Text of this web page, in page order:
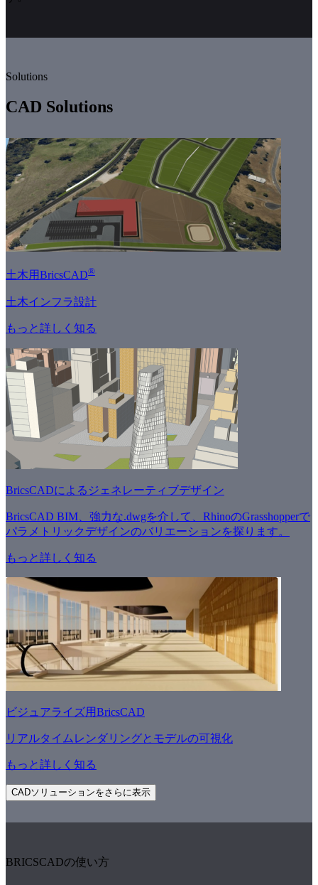
Solutions
CAD Solutions
土木用BricsCAD®
土木インフラ設計
もっと詳しく知る
BricsCADによるジェネレーティブデザイン
BricsCAD BIM、強力な.dwgを介して、RhinoのGrasshopperで
パラメトリックデザインのバリエーションを探ります。
もっと詳しく知る
ビジュアライズ用BricsCAD
リアルタイムレンダリングとモデルの可視化
もっと詳しく知る
CADソリューションをさらに表示
BRICSCADの使い方